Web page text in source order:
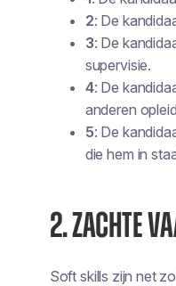
2: De
3: De
supervisie.
4: De
anderen
5: De
die hem in
2. ZACHTE
Soft skills zijn net